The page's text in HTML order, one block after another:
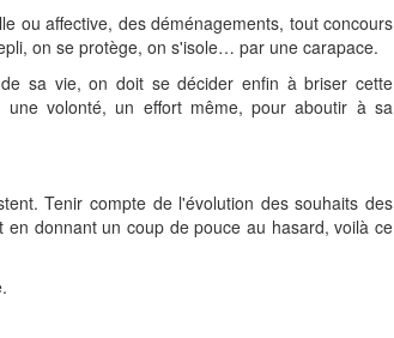
ou affective, des déménagements, tout concours
on se protège, on s'isole… par une carapace.
sa vie, on doit se décider enfin à briser cette
volonté, un effort même, pour aboutir à sa
Tenir compte de l'évolution des souhaits des
donnant un coup de pouce au hasard, voilà ce